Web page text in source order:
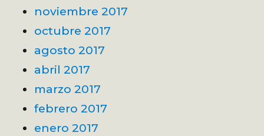
noviembre 2017
octubre 2017
agosto 2017
abril 2017
marzo 2017
febrero 2017
enero 2017